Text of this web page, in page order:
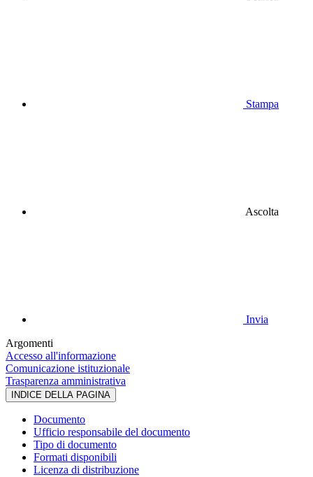
Stampa
Ascolta
Invia
Argomenti
Accesso all'informazione
Comunicazione istituzionale
Trasparenza amministrativa
INDICE DELLA PAGINA
Documento
Ufficio responsabile del documento
Tipo di documento
Formati disponibili
Licenza di distribuzione